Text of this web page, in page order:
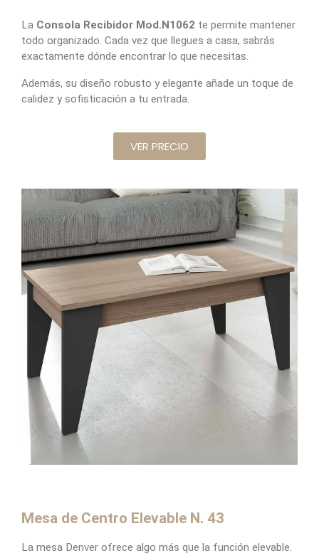
La Consola Recibidor Mod.N1062 te permite mantener
todo organizado. Cada vez que llegues a casa, sabrás
exactamente dónde encontrar lo que necesitas.
Además, su diseño robusto y elegante añade un toque de
calidez y sofisticación a tu entrada.
VER PRECIO
Mesa de Centro Elevable N. 43
La mesa Denver ofrece algo más que la función elevable.